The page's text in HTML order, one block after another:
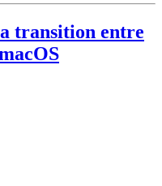
transition entre